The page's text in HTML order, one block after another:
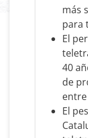
más
para
El
40
de
entre
El